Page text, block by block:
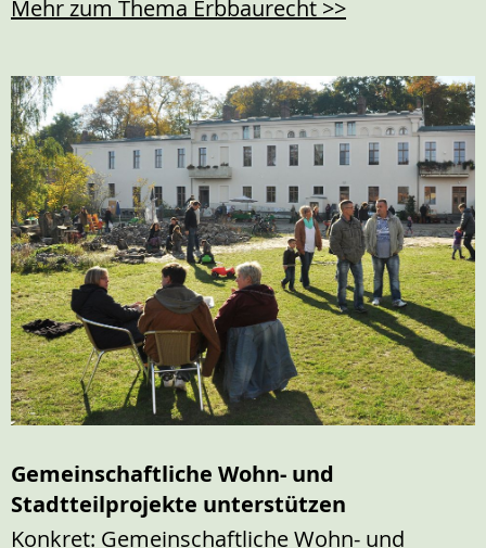
Mehr zum Thema Erbbaurecht >>
Gemeinschaftliche Wohn- und
Stadtteilprojekte unterstützen
Konkret: Gemeinschaftliche Wohn- und